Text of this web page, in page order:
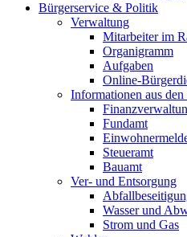
Bürgerservice & Politik
Verwaltung
Mitarbeiter im
Organigramm
Aufgaben
Online-
Informationen aus
Fundamt
Steueramt
Bauamt
Ver- und Entsorgung
Wasser und
Strom und Gas